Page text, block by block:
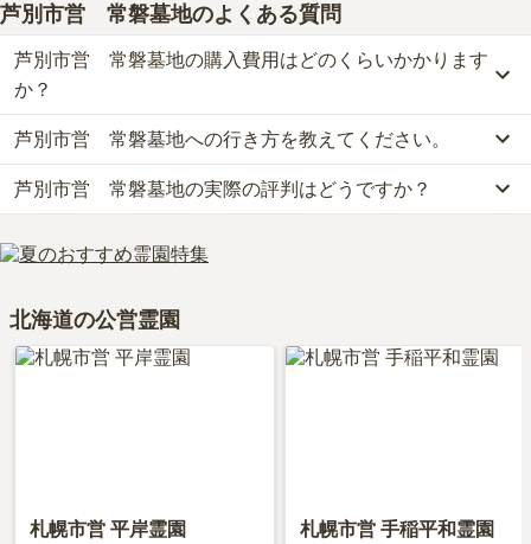
芦別市営 常磐墓地のよくある質問
芦別市営 常磐墓地の購入費用はどのくらいかかります
か？
芦別市営　常磐墓地の現在の販売価格については現在調査中です。
お墓は、価格が高いものがよい、安いものが悪い、という訳ではあ
りません。大切なのは、ご家族が心から納得し、安心してお参りで
きる場所を選ぶことです。
芦別市営 常磐墓地への行き方を教えてください。
公共交通機関の場合、空知交通バスに乗車、「常磐バス停」下車徒
歩約15分です。
車の場合、「比布北インター」から車で約70分です。
詳しいルートや地図は、本ページの「地図・交通アクセス」欄をご
芦別市営 常磐墓地の実際の評判はどうですか？
芦別市営　常磐墓地の口コミはまだ投稿されておりません。
口コミはあくまで一つの目安です。資料請求や現地見学を通して、
北海道の公営霊園
札幌市営 平岸霊園 札幌市営 手稲平和霊園